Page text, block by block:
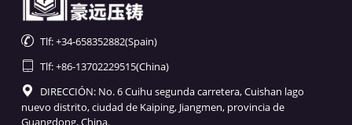
 Tlf: +34-658352882(Spain)
 Tlf: +86-13702229515(China)

DIRECCIÓN: No. 6 Cuihu segunda carretera, Cuishan lago
nuevo distrito, ciudad de Kaiping, Jiangmen, provincia de
Guangdong, China.